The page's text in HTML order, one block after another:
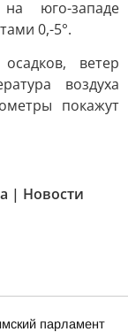
юго-западе
0,-5°.
ветер
воздуха
покажут
| Новости
парламент